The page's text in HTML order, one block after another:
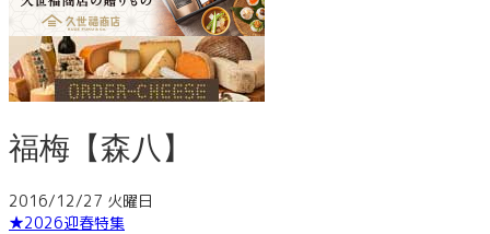
福梅【森八】
2016/12/27 火曜日
★2026迎春特集